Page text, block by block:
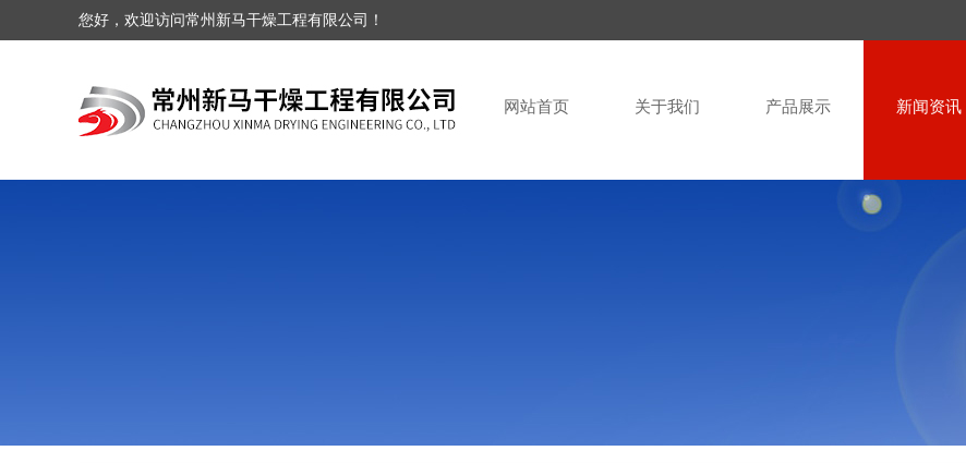
您好，欢迎访问常州新马干燥工程有限公司！
网站首页 关于我们 产品展示 新闻资讯